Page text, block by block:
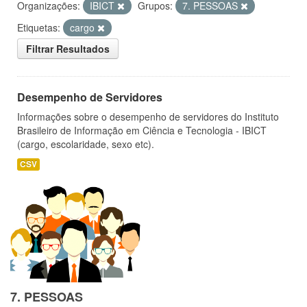
Organizações: IBICT Grupos:
7. PESSOAS
Etiquetas:
cargo
Filtrar Resultados
Desempenho de Servidores
Informações sobre o desempenho de servidores do Instituto
Brasileiro de Informação em Ciência e Tecnologia - IBICT
(cargo, escolaridade, sexo etc).
CSV
7. PESSOAS